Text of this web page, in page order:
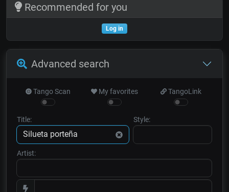
Recommended for you
Log in
Advanced search
Tango Scan My favorites TangoLink
Title: Style:
Artist: